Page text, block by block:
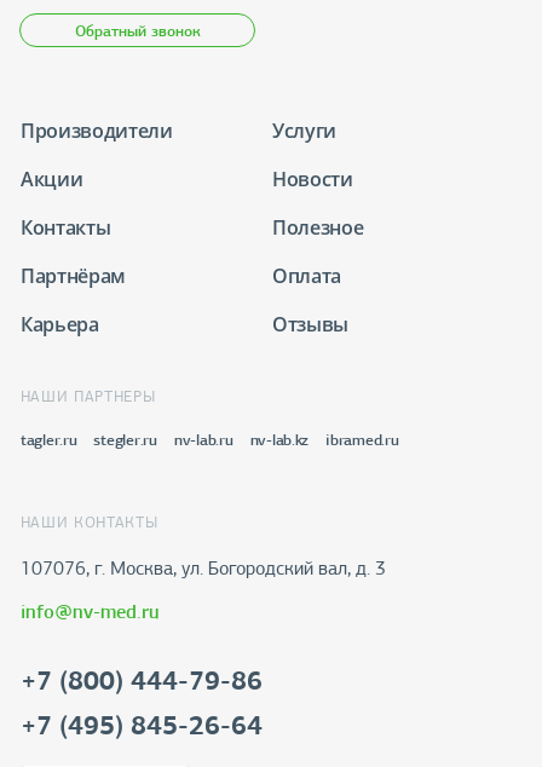
Обратный звонок
Производители
Услуги
Акции
Новости
Контакты
Полезное
Партнёрам
Оплата
Карьера
Отзывы
НАШИ ПАРТНЕРЫ
tagler.ru stegler.ru nv-lab.ru nv-lab.kz ibramed.ru
НАШИ КОНТАКТЫ
107076, г. Москва, ул. Богородский вал, д. 3
info@nv-med.ru
+7 (800) 444-79-86
+7 (495) 845-26-64